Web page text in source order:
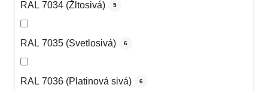
RAL 7034 (Žltosivá) 5
RAL 7035 (Svetlosivá) 6
RAL 7036 (Platinová sivá) 6